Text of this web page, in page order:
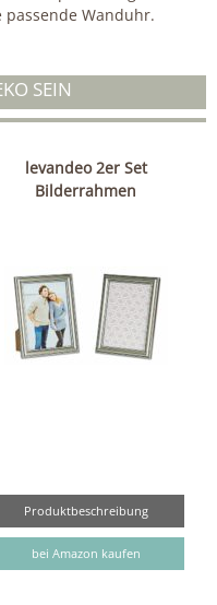
Wanduhr.
SEIN
levandeo 2er Set
Bilderrahmen
Produktbeschreibung
bei Amazon kaufen